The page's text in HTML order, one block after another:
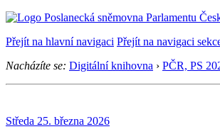
Přejít na hlavní navigaci Přejít na navigaci
Nacházíte se: Digitální knihovna › PČR, PS
Středa 25. března 2026